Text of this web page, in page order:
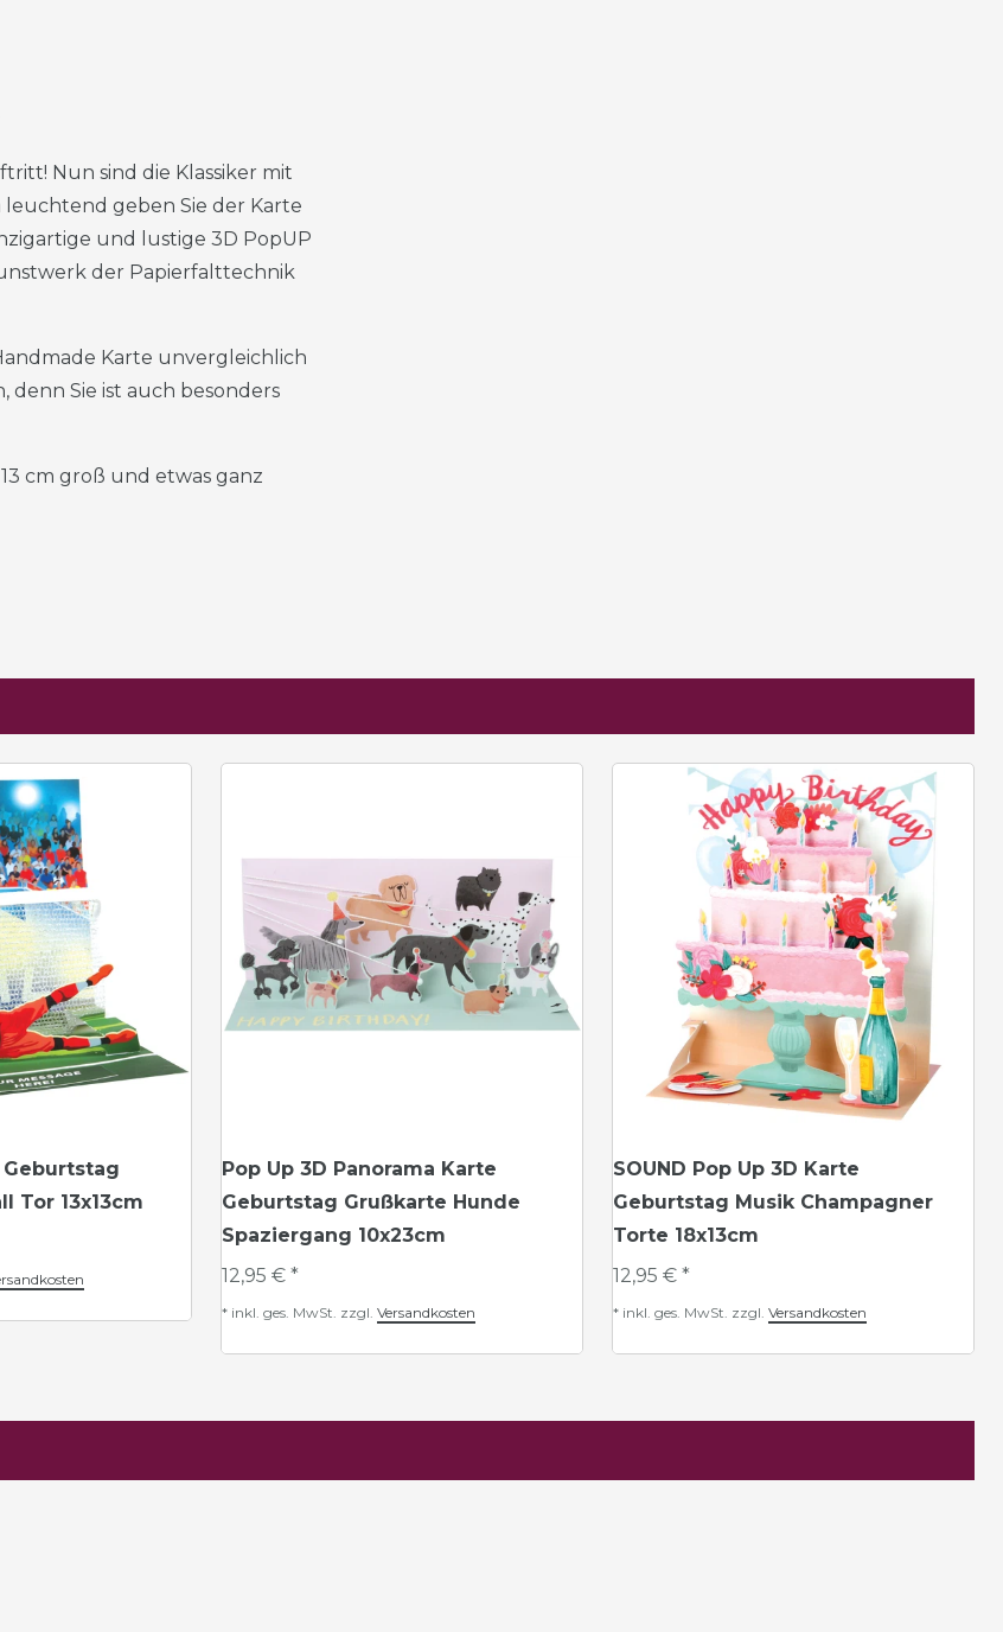
Nun sind die Klassiker mit
geben Sie der Karte
und lustige 3D PopUP
der Papierfalttechnik
Karte unvergleichlich
Sie ist auch besonders
cm groß und etwas ganz
Geburtstag
Tor 13x13cm
Pop Up 3D Panorama Karte
Geburtstag Grußkarte Hunde
Spaziergang 10x23cm
12,95 € *
* inkl. ges. MwSt. zzgl. Versandkosten
SOUND Pop Up 3D Karte
Geburtstag Musik Champagner
Torte 18x13cm
12,95 € *
* inkl. ges. MwSt. zzgl. Versandkosten